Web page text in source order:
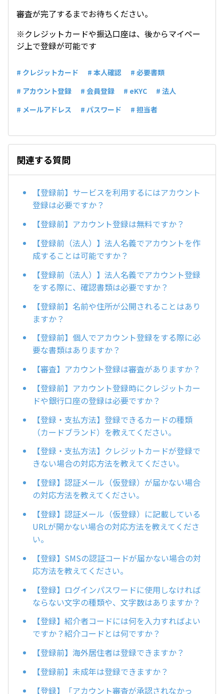
審査が完了するまでお待ちください。
※クレジットカードや振込口座は、後からマイペー
ジ上で登録が可能です
# クレジットカード # 本人確認
# 必要書類
# アカウント登録
# 会員登録 # eKYC
# 法人
# メールアドレス
# パスワード # 担当者
関連する質問
【登録前】サービスを利用するにはアカウント
登録は必要ですか？
【登録前】アカウント登録は無料ですか？
【登録前（法人）】法人名義でアカウントを作
成することは可能ですか？
【登録前（法人）】法人名義でアカウント登録
をする際に、確認書類は必要ですか？
【登録前】名前や住所が公開されることはあり
ますか？
【登録前】個人でアカウント登録をする際に必
要な書類はありますか？
【審査】アカウント登録は審査がありますか？
【登録前】アカウント登録時にクレジットカー
ドや銀行口座の登録は必要ですか？
【登録・支払方法】登録できるカードの種類
（カードブランド）を教えてください。
【登録・支払方法】クレジットカードが登録で
きない場合の対応方法を教えてください。
【登録】認証メール（仮登録）が届かない場合
の対応方法を教えてください。
【登録】認証メール（仮登録）に記載している
URLが開かない場合の対応方法を教えてくださ
い。
【登録】SMSの認証コードが届かない場合の対
応方法を教えてください。
【登録】ログインパスワードに使用しなければ
ならない文字の種類や、文字数はありますか？
【登録】紹介者コードには何を入力すればよい
ですか？紹介コードとは何ですか？
【登録前】海外居住者は登録できますか？
【登録前】未成年は登録できますか？
【登録】「アカウント審査が承認されなかっ